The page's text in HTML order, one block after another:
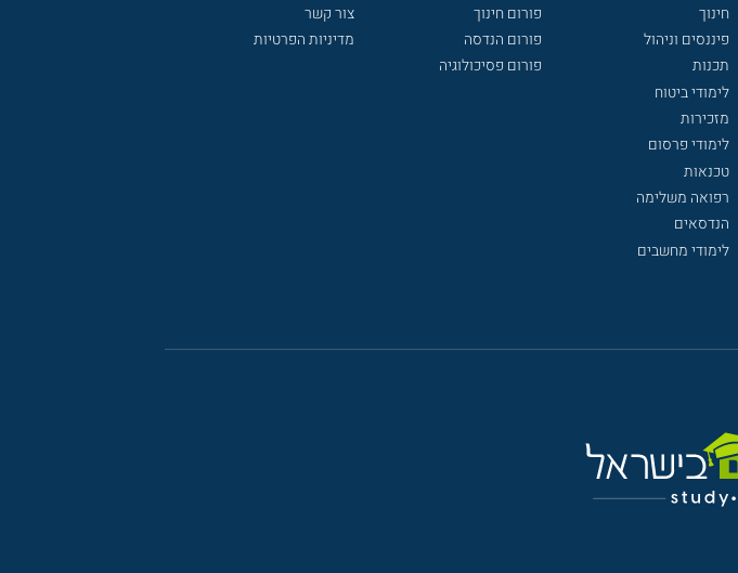
חינוך
פיננסים וניהול
תכנות
לימודי ביטוח
מזכירות
לימודי פרסום
טכנאות
רפואה משלימה
הנדסאים
לימודי מחשבים
פורום חינוך
פורום הנדסה
פורום פסיכולוגיה
צור קשר
מדיניות הפרטיות